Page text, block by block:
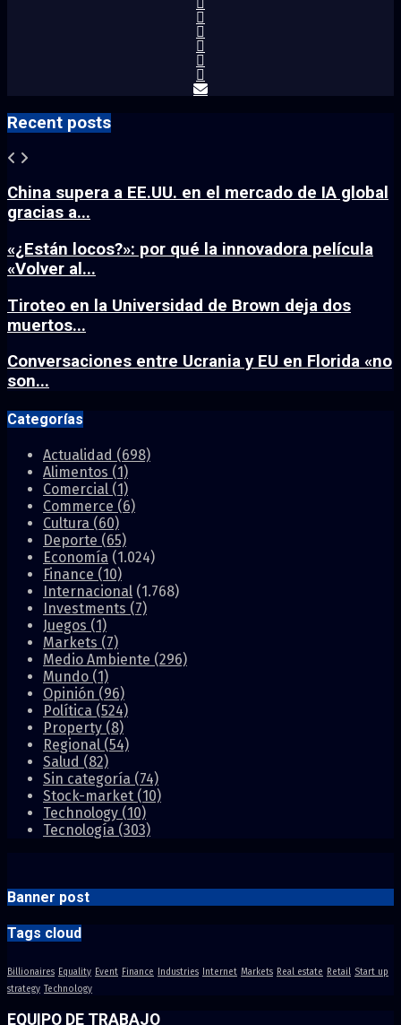
Recent posts
China supera a EE.UU. en el mercado de IA global
gracias a...
«¿Están locos?»: por qué la innovadora película
«Volver al...
Tiroteo en la Universidad de Brown deja dos
muertos...
Conversaciones entre Ucrania y EU en Florida «no
son...
Categorías
Actualidad (698)
Alimentos (1)
Comercial (1)
Commerce (6)
Cultura (60)
Deporte (65)
Economía (1.024)
Finance (10)
Internacional (1.768)
Investments (7)
Juegos (1)
Markets (7)
Medio Ambiente (296)
Mundo (1)
Opinión (96)
Política (524)
Property (8)
Regional (54)
Salud (82)
Sin categoría (74)
Stock-market (10)
Technology (10)
Tecnología (303)
Banner post
Tags cloud
Billionaires Equality Event Finance Industries Internet Markets Real estate Retail Start up
strategy Technology
EQUIPO DE TRABAJO